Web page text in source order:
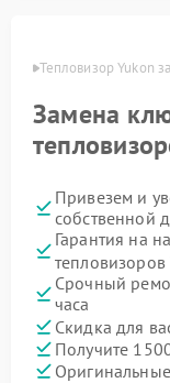
Тепловизор Yukon
Замена
Привезем и
собственной
Гарантия на
Срочный
часа
Скидка для
Получите